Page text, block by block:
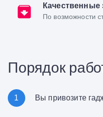
Качественные
По возможности
Порядок
1 Вы привозите